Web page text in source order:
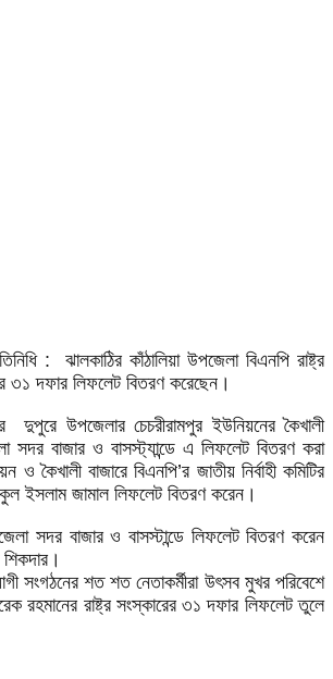
: ঝালকাঠির কাঁঠালিয়া উপজেলা বিএনপি রাষ্ট্র
৩১ দফার লিফলেট বিতরণ করেছেন।
উপজেলার চেচরীরামপুর ইউনিয়নের কৈখালী
সদর বাজার ও বাসস্ট্যান্ডে এ লিফলেট বিতরণ করা
ও কৈখালী বাজারে বিএনপি’র জাতীয় নির্বাহী কমিটির
ইসলাম জামাল লিফলেট বিতরণ করেন।
সদর বাজার ও বাসস্টান্ডে লিফলেট বিতরণ করেন
সংগঠনের শত শত নেতাকর্মীরা উৎসব মুখর পরিবেশে
রহমানের রাষ্ট্র সংস্কারের ৩১ দফার লিফলেট তুলে